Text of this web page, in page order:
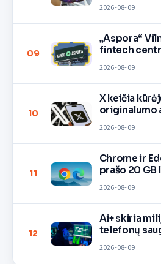
2026-08-09
09
„Aspora“
fintech
2026-08-09
10
X keičia
originalumo
2026-08-09
11
Chrome ir
prašo 20 GB
2026-08-09
12
Ai+ skiria
telefonų
2026-08-09